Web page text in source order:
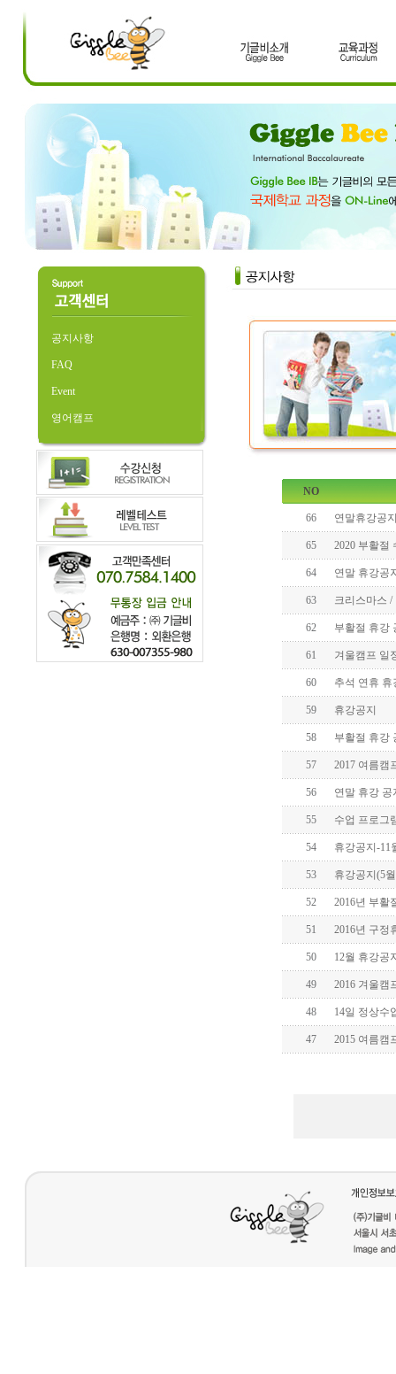
공지사항
FAQ
Event
영어캠프
NO
66 연말휴강공
65 2020 부활절
64 연말 휴강공
63 크리스마스
62 부활절 휴강
61 겨울캠프 일
60 추석 연휴
59 휴강공지
58 부활절 휴강
57 2017 여름캠
56 연말 휴강
55 수업 프로그
54 휴강공지-11
53 휴강공지(5
52 2016년 부활
51 2016년 구정
50 12월 휴강공
49 2016 겨울캠
48 14일 정상수
47 2015 여름캠